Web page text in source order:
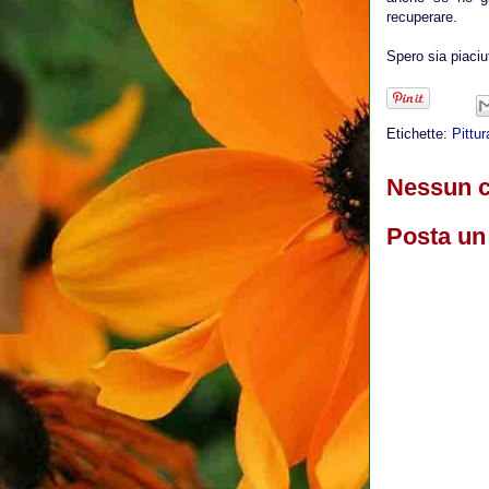
recuperare.
Spero sia
Etichette:
Nessun
Posta